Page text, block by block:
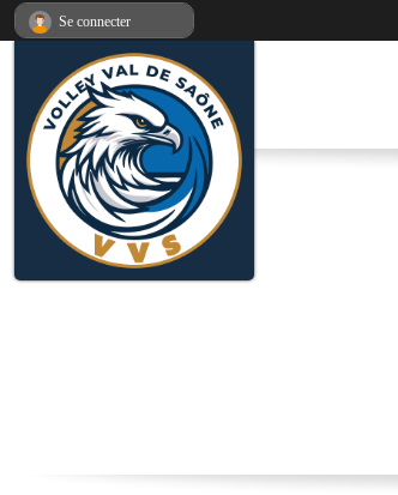
Se connecter
Panneau de gestion des cookies